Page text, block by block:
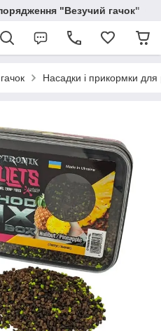
"Везучий гачок"
Насадки і прикормки для